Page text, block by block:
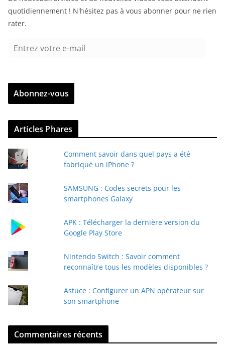
quotidiennement ! N'hésitez pas à vous abonner pour ne rien
rater.
r
z
v
r
e
e
a
Abonnez-vous
Articles Phares
Comment savoir dans quel pays a été
fabriqué un iPhone ?
SAMSUNG : Codes secrets pour les
smartphones Galaxy
APK : Télécharger la dernière version du
Google Play Store
Nintendo Switch : Savoir comment
reconnaître tous les modèles disponibles ?
Astuce : Configurer un APN opérateur sur
son smartphone
Commentaires récents